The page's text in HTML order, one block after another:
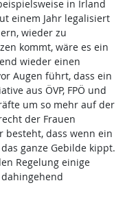
in Irland
einem Jahr legalisiert
wieder zu
kommt, wäre es ein
wieder einen
Augen führt, dass ein
aus ÖVP, FPÖ und
um so mehr auf der
der Frauen
besteht, dass wenn ein
ganze Gebilde kippt.
Regelung einige